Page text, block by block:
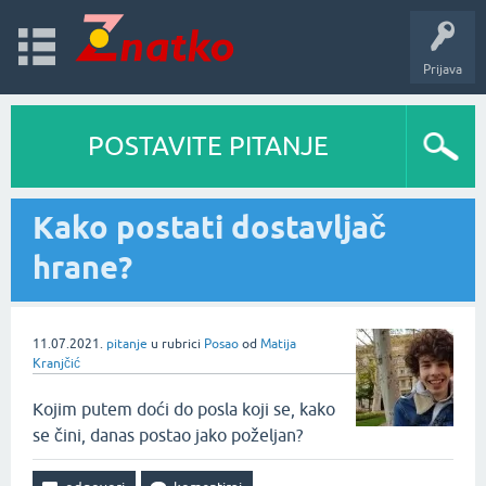
Prijava
POSTAVITE PITANJE
Kako postati dostavljač
hrane?
11.07.2021. pitanje u rubrici Posao od Matija
Kranjčić
Kojim putem doći do posla koji se, kako
se čini, danas postao jako poželjan?